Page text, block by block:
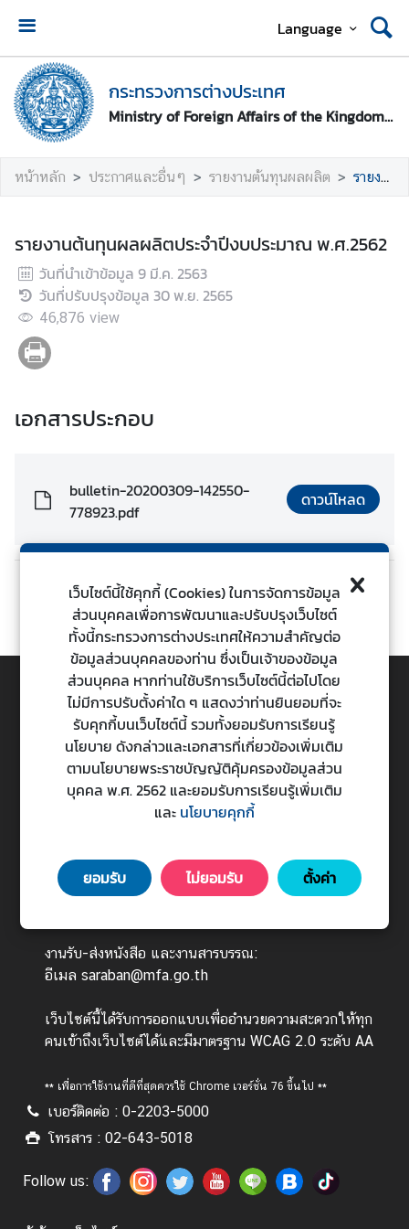
Language
กระทรวงการต่างประเทศ
Ministry of Foreign Affairs of the Kingdom of Thailand
ห
น้
า
ห
ลั
ก
ะ
ท
ร
ว
ง
ก
ต่
ป
ร
ะ
เ
ป
ร
ะ
ท
ศ
บ
ริ
ก
ร
หน้าหลัก ประกาศและอื่นๆ รายงานต้นทุนผลผลิต รายงานต้นทุนผลผลิตประจำปีงบประมาณ พ.ศ.2562
รายงานต้นทุนผลผลิตประจำปีงบประมาณ พ.ศ.2562
วันที่นำเข้าข้อมูล 9 มี.ค. 2563
วันที่ปรับปรุงข้อมูล 30 พ.ย. 2565
46,876 view
เอกสารประกอบ
bulletin-20200309-142550-
778923.pdf
ดาวน์โหลด
ก่อนหน้า ถัดไป
กระทรวงการต่างประเทศ
Ministry of Foreign Affairs
443 ถนนศรีอยุธยา แขวงทุ่งพญาไท เขตราชเทวี
วันทำการ : จันทร์ - ศุกร์ เวลา 08.30 - 16.30 น.
งานรับ-ส่งหนังสือ และงานสารบรรณ:
อีเมล saraban@mfa.go.th
เว็บไซต์นี้ได้รับการออกแบบเพื่ออำนวยความสะดวกให้ทุก
คนเข้าถึงเว็บไซต์ได้และมีมาตรฐาน WCAG 2.0 ระดับ AA
** เพื่อการใช้งานที่ดีที่สุดควรใช้ Chrome เวอร์ชั่น 76 ขึ้นไป **
เบอร์ติดต่อ : 0-2203-5000
โทรสาร : 02-643-5018
Follow us:
เว็บไซต์นี้ใช้คุกกี้ (Cookies) ในการจัดการข้อมูล
ส่วนบุคคลเพื่อการพัฒนาและปรับปรุงเว็บไซต์
ทั้งนี้กระทรวงการต่างประเทศให้ความสำคัญต่อ
ข้อมูลส่วนบุคคลของท่าน ซึ่งเป็นเจ้าของข้อมูล
ส่วนบุคคล หากท่านใช้บริการเว็บไซต์นี้ต่อไปโดย
ไม่มีการปรับตั้งค่าใด ๆ แสดงว่าท่านยินยอมที่จะ
รับคุกกี้บนเว็บไซต์นี้ รวมทั้งยอมรับการเรียนรู้
นโยบาย ดังกล่าวและเอกสารที่เกี่ยวข้องเพิ่มเติม
ตามนโยบายพระราชบัญญัติคุ้มครองข้อมูลส่วน
บุคคล พ.ศ. 2562 และยอมรับการเรียนรู้เพิ่มเติม
และ นโยบายคุกกี้
ยอมรับ ไม่ยอมรับ ตั้งค่า